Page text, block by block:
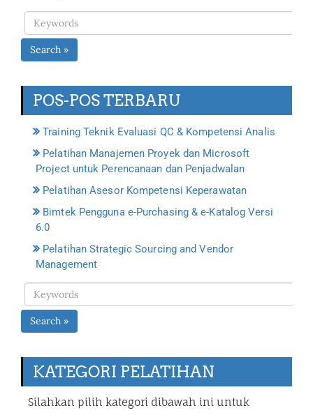
Search »
POS-POS TERBARU
Training Teknik Evaluasi QC & Kompetensi Analis
Pelatihan Manajemen Proyek dan Microsoft
Project untuk Perencanaan dan Penjadwalan
Pelatihan Asesor Kompetensi Keperawatan
Bimtek Pengguna e-Purchasing & e-Katalog Versi
6.0
Pelatihan Strategic Sourcing and Vendor
Management
Search »
KATEGORI PELATIHAN
Silahkan pilih kategori dibawah ini untuk